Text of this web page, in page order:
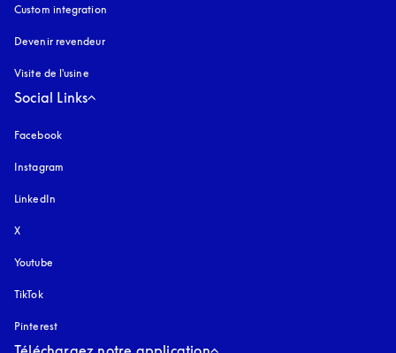
Custom integration
Devenir revendeur
Visite de l'usine
Social Links
Facebook
Instagram
LinkedIn
X
Youtube
TikTok
Pinterest